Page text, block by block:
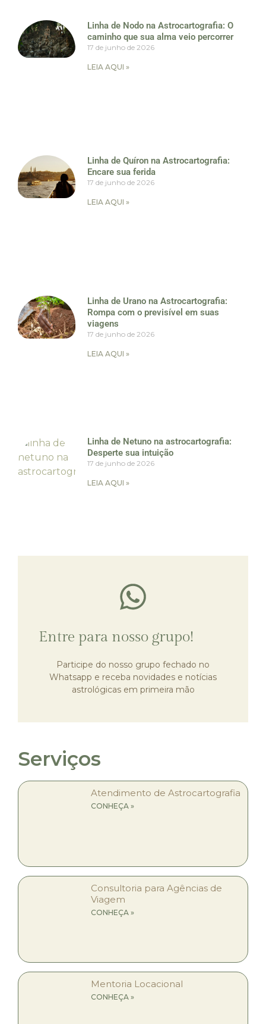
Linha de Nodo na Astrocartografia: O
caminho que sua alma veio percorrer
17 de junho de 2026
LEIA AQUI »
Linha de Quíron na Astrocartografia:
Encare sua ferida
17 de junho de 2026
LEIA AQUI »
Linha de Urano na Astrocartografia:
Rompa com o previsível em suas
viagens
17 de junho de 2026
LEIA AQUI »
Linha de Netuno na astrocartografia:
Desperte sua intuição
17 de junho de 2026
LEIA AQUI »
Entre para nosso grupo!
Participe do nosso grupo fechado no
Whatsapp e receba novidades e notícias
astrológicas em primeira mão
Clique e acesse nossa
comunidade
Entrar
Serviços
Atendimento de Astrocartografia
CONHEÇA »
Consultoria para Agências de
Viagem
CONHEÇA »
Mentoria Locacional
CONHEÇA »